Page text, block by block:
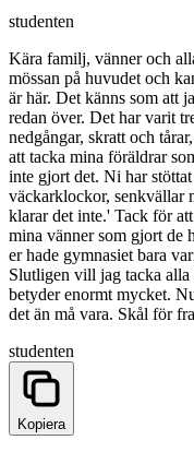
studenten
Kära familj, vänner och
mössan på huvudet och
är här. Det känns som att
redan över. Det har varit
nedgångar, skratt och
att tacka mina föräldrar
inte gjort det. Ni har
väckarklockor, senkvällar
klarar det inte.' Tack för
mina vänner som gjort de
er hade gymnasiet bara
Slutligen vill jag tacka
betyder enormt mycket.
det än må vara. Skål för
studenten
Kopiera